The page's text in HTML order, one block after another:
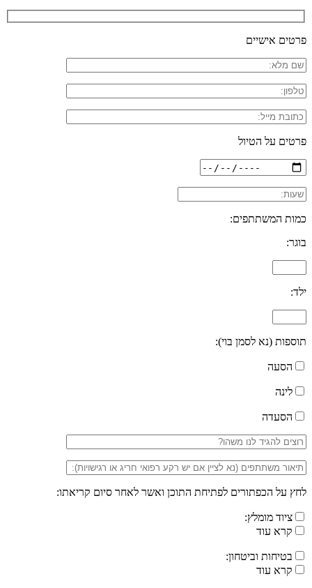
פרטים אישיים
פרטים על הטיול
כמות המשתתפים:
בוגר:
ילד:
תוספות (נא לסמן בוי):
הסעה
לינה
הסעדה
לחץ על הכפתורים לפתיחת התוכן ואשר לאחר סיום קריאתו:
ציוד מומלץ:
קרא עוד
בטיחות וביטחון:
קרא עוד